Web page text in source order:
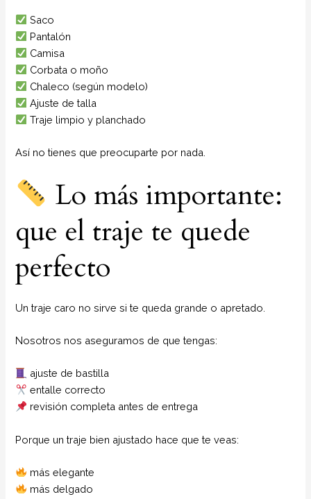
Saco
Pantalón
Camisa
Corbata o moño
Chaleco (según modelo)
Ajuste de talla
Traje limpio y planchado
Así no tienes que preocuparte por nada.
Lo más importante:
que el traje te quede
perfecto
Un traje caro no sirve si te queda grande o apretado.
Nosotros nos aseguramos de que tengas:
ajuste de bastilla
entalle correcto
revisión completa antes de entrega
Porque un traje bien ajustado hace que te veas:
más elegante
más delgado